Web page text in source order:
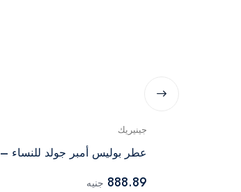
جينيريك
عطر بوليس أمبر جولد للنساء – 100 مل
888.89 جنيه